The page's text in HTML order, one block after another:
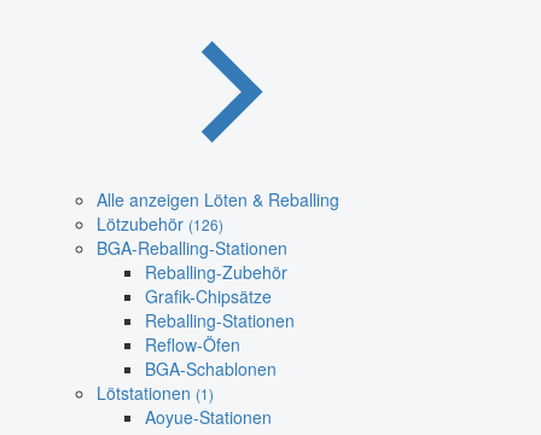
Alle anzeigen Löten & Reballing
Lötzubehör (126)
BGA-Reballing-Stationen
Reballing-Zubehör
Grafik-Chipsätze
Reballing-Stationen
Reflow-Öfen
BGA-Schablonen
Lötstationen (1)
Aoyue-Stationen